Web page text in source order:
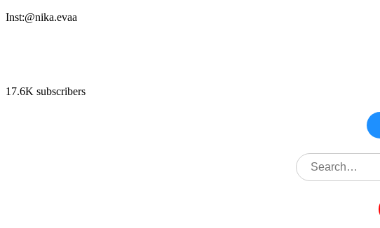
Inst:@nika.evaa
17.6K subscribers